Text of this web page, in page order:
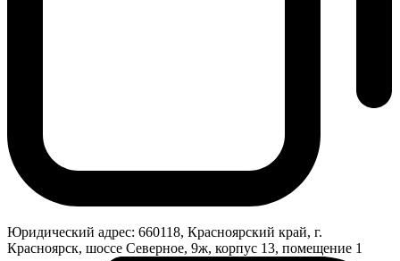
Юридический адрес: 660118, Красноярский край, г.
Красноярск, шоссе Северное, 9ж, корпус 13, помещение 1